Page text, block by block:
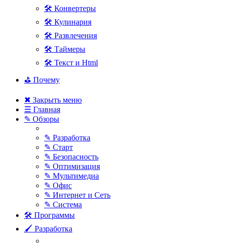
🛠 Конвертеры
🛠 Кулинария
🛠 Развлечения
🛠 Таймеры
🛠 Текст и Html
⛳ Почему
✖ Закрыть меню
☰ Главная
✎ Обзоры
✎ Разработка
✎ Старт
✎ Безопасность
✎ Оптимизация
✎ Мультимедиа
✎ Офис
✎ Интернет и Сеть
✎ Система
🛠 Программы
🖌 Разработка